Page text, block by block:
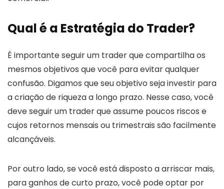
Qual é a Estratégia do Trader?
É importante seguir um trader que compartilha os
mesmos objetivos que você para evitar qualquer
confusão. Digamos que seu objetivo seja investir para
a criação de riqueza a longo prazo. Nesse caso, você
deve seguir um trader que assume poucos riscos e
cujos retornos mensais ou trimestrais são facilmente
alcançáveis.
Por outro lado, se você está disposto a arriscar mais,
para ganhos de curto prazo, você pode optar por